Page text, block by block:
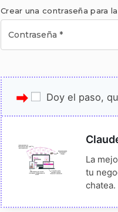
Crear una contraseña para
Doy el paso,
La
tu
chatea.